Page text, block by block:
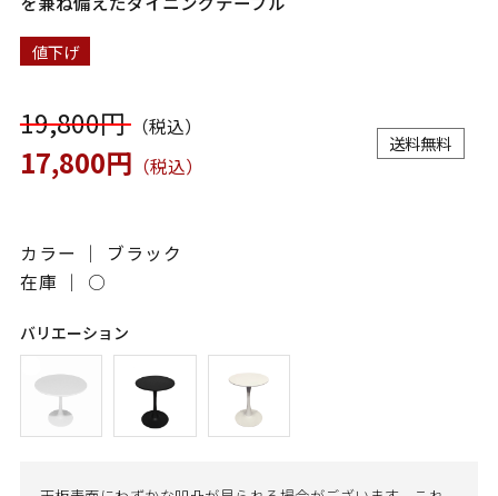
値下げ
19,800円（税込）
17,800円 （税込）
送料無料
カラー ｜ ブラック
在庫 ｜ ○
バリエーション